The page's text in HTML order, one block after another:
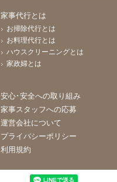
家事代行とは
お掃除代行とは
お料理代行とは
ハウスクリーニングとは
家政婦とは
安心･安全への取り組み
家事スタッフへの応募
運営会社について
プライバシーポリシー
利用規約